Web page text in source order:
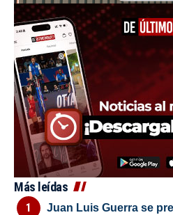
Más leídas
Juan Luis Guerra se